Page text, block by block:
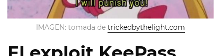
IMAGEN: tomada de trickedbythelight.com